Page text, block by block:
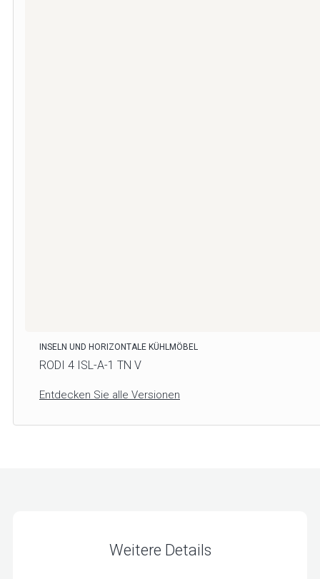
INSELN UND HORIZONTALE KÜHLMÖBEL
RODI 4 ISL-A-1 TN V
Entdecken Sie alle Versionen
Weitere Details